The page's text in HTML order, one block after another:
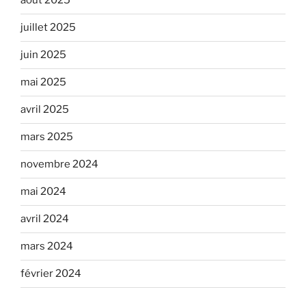
juillet 2025
juin 2025
mai 2025
avril 2025
mars 2025
novembre 2024
mai 2024
avril 2024
mars 2024
février 2024